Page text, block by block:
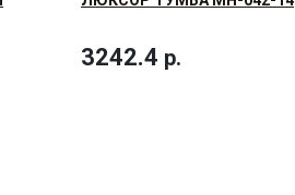
3242.4 р.